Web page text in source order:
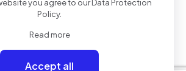
Dentaire parsSerenity Dentaire| Tous
you agree to ourData Protection
Policy.
Read more
Accept all